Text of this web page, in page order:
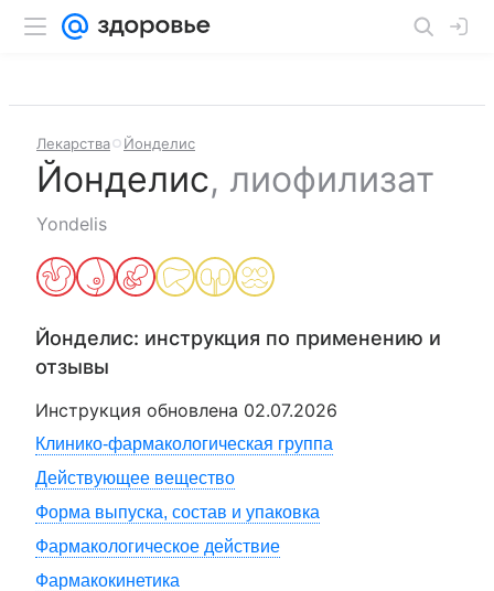
Лекарства Йонделис
Йонделис, лиофилизат
Yondelis
Йонделис: инструкция по применению и
отзывы
Инструкция обновлена 02.07.2026
Клинико-фармакологическая группа
Действующее вещество
Форма выпуска, состав и упаковка
Фармакологическое действие
Фармакокинетика